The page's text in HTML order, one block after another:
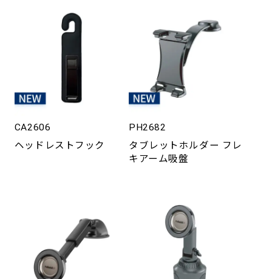
CA2606
ヘッドレストフック
PH2682
タブレットホルダー フレ
キアーム吸盤